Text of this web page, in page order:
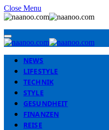
Close Menu
NEWS
LIFESTYLE
TECHNIK
STYLE
GESUNDHEIT
FINANZEN
REISE